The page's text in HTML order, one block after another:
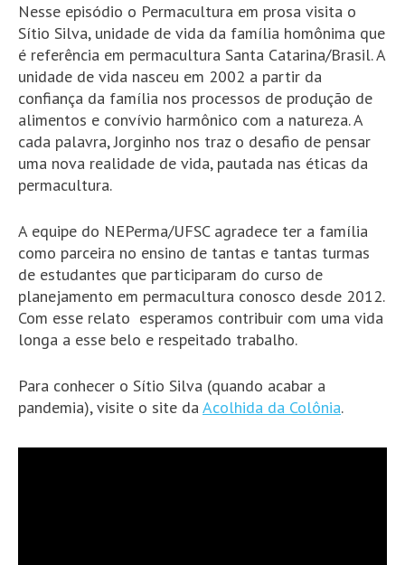
Nesse episódio o Permacultura em prosa visita o
Sítio Silva, unidade de vida da família homônima que
é referência em permacultura Santa Catarina/Brasil. A
unidade de vida nasceu em 2002 a partir da
confiança da família nos processos de produção de
alimentos e convívio harmônico com a natureza. A
cada palavra, Jorginho nos traz o desafio de pensar
uma nova realidade de vida, pautada nas éticas da
permacultura.
A equipe do NEPerma/UFSC agradece ter a família
como parceira no ensino de tantas e tantas turmas
de estudantes que participaram do curso de
planejamento em permacultura conosco desde 2012.
Com esse relato esperamos contribuir com uma vida
longa a esse belo e respeitado trabalho.
Para conhecer o Sítio Silva (quando acabar a
pandemia), visite o site da Acolhida da Colônia.